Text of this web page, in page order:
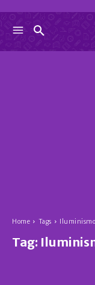
Home Tags Iluminismo
Tag: